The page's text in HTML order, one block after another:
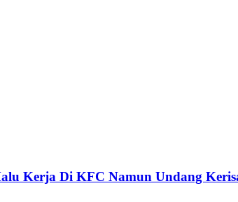
Kerja Di KFC Namun Undang